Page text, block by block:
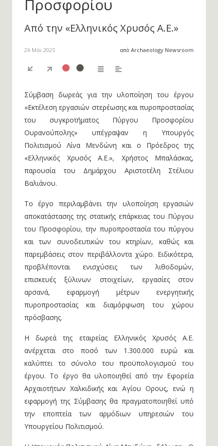
Προσφορίου
Από την «Ελληνικός Χρυσός Α.Ε.»
26 Μάι 2025 από Archaeology Newsroom
Σύμβαση δωρεάς για την υλοποίηση του έργου
«Εκτέλεση εργασιών στερέωσης και πυροπροστασίας
του συγκροτήματος Πύργου Προσφορίου
Ουρανούπολης» υπέγραψαν η Υπουργός
Πολιτισμού Λίνα Μενδώνη και ο Πρόεδρος της
«Ελληνικός Χρυσός Α.Ε.», Χρήστος Μπαλάσκας,
παρουσία του Δημάρχου Αριστοτέλη Στέλιου
Βαλιάνου.
Το έργο περιλαμβάνει την υλοποίηση εργασιών
αποκατάστασης της στατικής επάρκειας του Πύργου
του Προσφορίου, την πυροπροστασία του πύργου
και των συνοδευτικών του κτηρίων, καθώς και
παρεμβάσεις στον περιβάλλοντα χώρο. Ειδικότερα,
προβλέπονται ενισχύσεις των λιθοδομών,
επισκευές ξύλινων στοιχείων, εργασίες στον
αρσανά, εφαρμογή μέτρων ενεργητικής
πυροπροστασίας και διαμόρφωση του χώρου
πρόσβασης.
Η δωρεά της εταιρείας Ελληνικός Χρυσός Α.Ε.
ανέρχεται στο ποσό των 1.300.000 ευρώ και
καλύπτει το σύνολο του προϋπολογισμού του
έργου. Το έργο θα υλοποιηθεί από την Εφορεία
Αρχαιοτήτων Χαλκιδικής και Αγίου Ορους, ενώ η
εφαρμογή της Σύμβασης θα πραγματοποιηθεί υπό
την εποπτεία των αρμόδιων υπηρεσιών του
Υπουργείου Πολιτισμού.